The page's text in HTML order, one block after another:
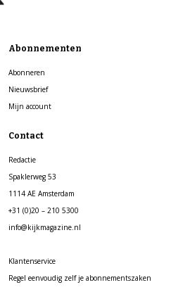
Abonnementen
Abonneren
Nieuwsbrief
Mijn account
Contact
Redactie
Spaklerweg 53
1114 AE Amsterdam
+31 (0)20 – 210 5300
info@kijkmagazine.nl
Klantenservice
Regel eenvoudig zelf je abonnementszaken